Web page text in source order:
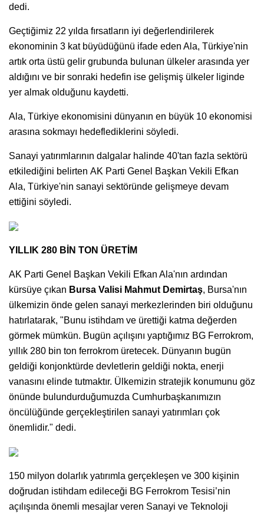
dedi.
Geçtiğimiz 22 yılda fırsatların iyi değerlendirilerek
ekonominin 3 kat büyüdüğünü ifade eden Ala, Türkiye'nin
artık orta üstü gelir grubunda bulunan ülkeler arasında yer
aldığını ve bir sonraki hedefin ise gelişmiş ülkeler liginde
yer almak olduğunu kaydetti.
Ala, Türkiye ekonomisini dünyanın en büyük 10 ekonomisi
arasına sokmayı hedeflediklerini söyledi.
Sanayi yatırımlarının dalgalar halinde 40'tan fazla sektörü
etkilediğini belirten AK Parti Genel Başkan Vekili Efkan
Ala, Türkiye'nin sanayi sektöründe gelişmeye devam
ettiğini söyledi.
YILLIK 280 BİN TON ÜRETİM
AK Parti Genel Başkan Vekili Efkan Ala'nın ardından
kürsüye çıkan Bursa Valisi Mahmut Demirtaş, Bursa'nın
ülkemizin önde gelen sanayi merkezlerinden biri olduğunu
hatırlatarak, "Bunu istihdam ve ürettiği katma değerden
görmek mümkün. Bugün açılışını yaptığımız BG Ferrokrom,
yıllık 280 bin ton ferrokrom üretecek. Dünyanın bugün
geldiği konjonktürde devletlerin geldiği nokta, enerji
vanasını elinde tutmaktır. Ülkemizin stratejik konumunu göz
önünde bulundurduğumuzda Cumhurbaşkanımızın
öncülüğünde gerçekleştirilen sanayi yatırımları çok
önemlidir." dedi.
150 milyon dolarlık yatırımla gerçekleşen ve 300 kişinin
doğrudan istihdam edileceği BG Ferrokrom Tesisi’nin
açılışında önemli mesajlar veren Sanayi ve Teknoloji